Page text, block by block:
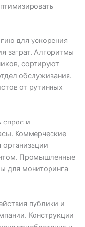
для ускорения
затрат. Алгоритмы
сортируют
обслуживания.
от рутинных
спрос и
Коммерческие
организации
Промышленные
для мониторинга
публики и
Конструкции